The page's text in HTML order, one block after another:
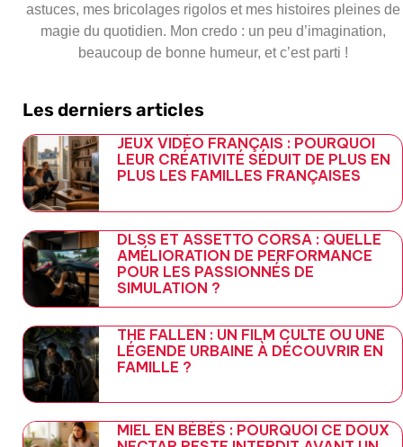
astuces, mes bricolages rigolos et mes histoires pleines de
magie du quotidien. Mon credo : un peu d’imagination,
beaucoup de bonne humeur, et c’est parti !
Les derniers articles
JEUX VIDÉO FRANÇAIS : POURQUOI
LEUR CRÉATIVITÉ SÉDUIT DE PLUS EN
PLUS LES FAMILLES FRANÇAISES
DLSS ET ASSETTO CORSA : QUELLE
AMÉLIORATION DE PERFORMANCE
POUR LES PASSIONNÉS DE
SIMULATION ?
THE FALLEN : UN FILM CULTE OU UNE
LÉGENDE URBAINE À DÉCOUVRIR EN
FAMILLE ?
MIEL EN BÉBÉS : POURQUOI CE DOUX